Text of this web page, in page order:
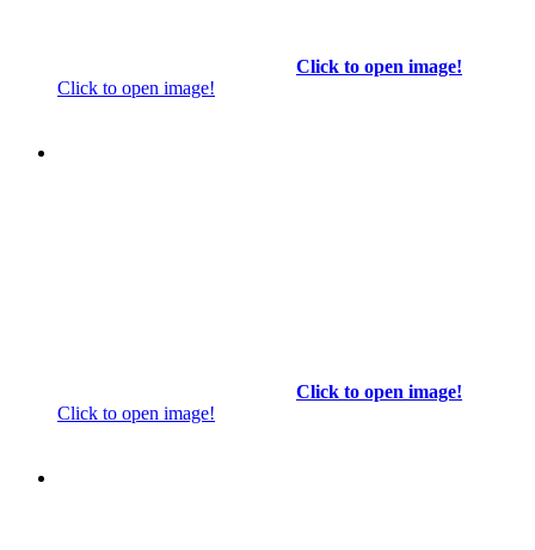
Click to open image!
Click to open image!
Click to open image!
Click to open image!